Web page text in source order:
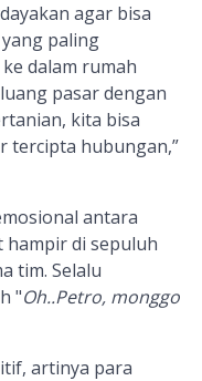
agar bisa
paling
dalam rumah
pasar dengan
kita bisa
tercipta hubungan,”
antara
di sepuluh
tim. Selalu
"Oh..Petro, monggo
artinya para